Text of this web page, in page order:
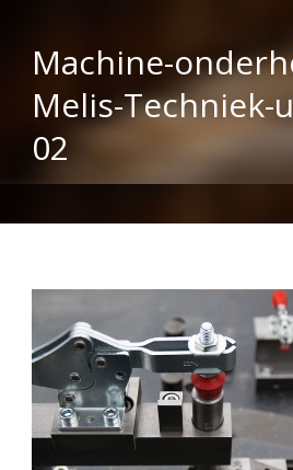
Machine-
Melis-Techniek-
02